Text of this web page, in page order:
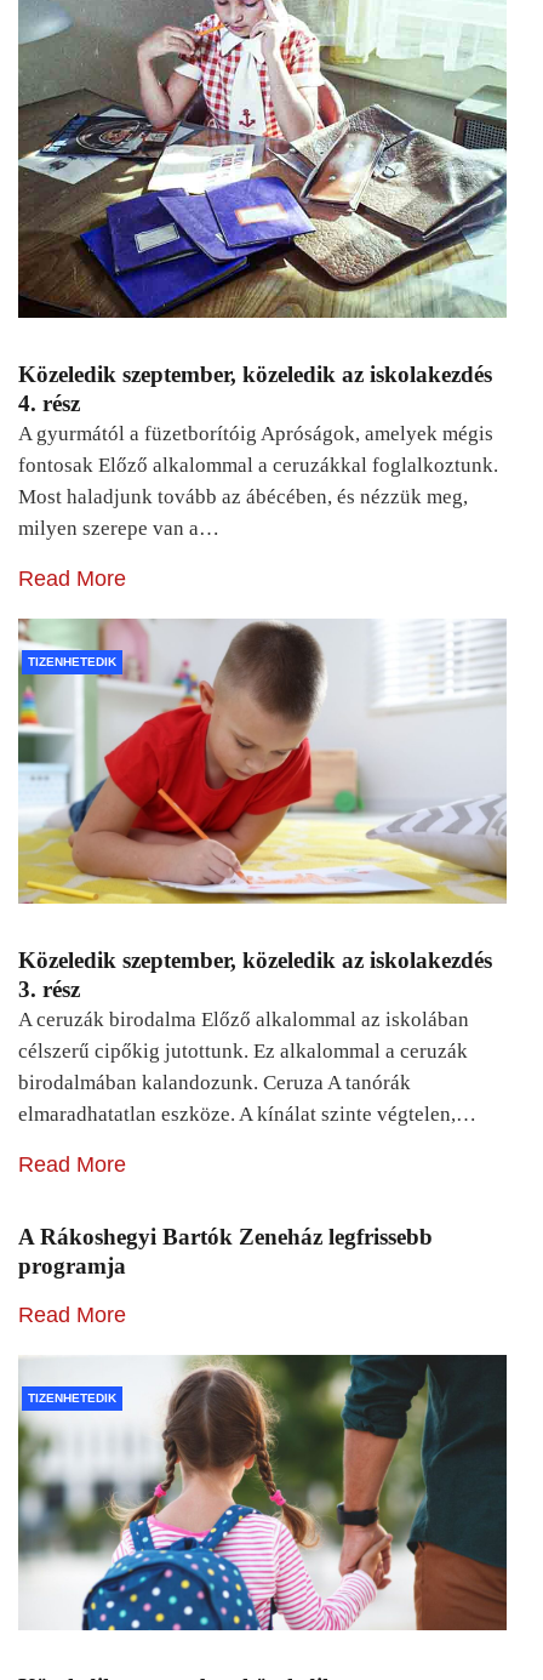
Közeledik szeptember, közeledik az iskolakezdés
4. rész
A gyurmától a füzetborítóig Apróságok, amelyek mégis
fontosak Előző alkalommal a ceruzákkal foglalkoztunk.
Most haladjunk tovább az ábécében, és nézzük meg,
milyen szerepe van a…
Read More
TIZENHETEDIK
Közeledik szeptember, közeledik az iskolakezdés
3. rész
A ceruzák birodalma Előző alkalommal az iskolában
célszerű cipőkig jutottunk. Ez alkalommal a ceruzák
birodalmában kalandozunk. Ceruza A tanórák
elmaradhatatlan eszköze. A kínálat szinte végtelen,…
Read More
A Rákoshegyi Bartók Zeneház legfrissebb
programja
Read More
TIZENHETEDIK